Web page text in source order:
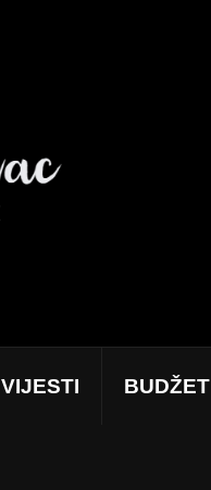
VIJESTI BUDŽET